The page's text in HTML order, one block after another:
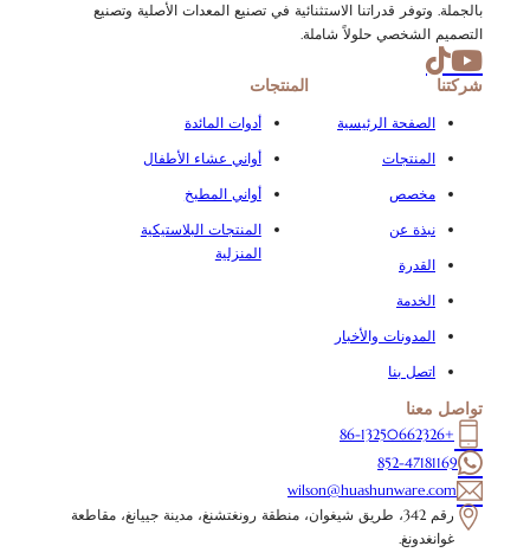
بالجملة. وتوفر قدراتنا الاستثنائية في تصنيع المعدات الأصلية وتصنيع
التصميم الشخصي حلولاً شاملة.
شركتنا
الصفحة الرئيسية
المنتجات
مخصص
نبذة عن
القدرة
الخدمة
المدونات والأخبار
اتصل بنا
المنتجات
أدوات المائدة
أواني عشاء الأطفال
أواني المطبخ
المنتجات البلاستيكية
المنزلية
تواصل معنا
+86-13250662326
852-47181169
wilson@huashunware.com
رقم 342، طريق شيغوان، منطقة رونغتشنغ، مدينة جييانغ، مقاطعة
غوانغدونغ.